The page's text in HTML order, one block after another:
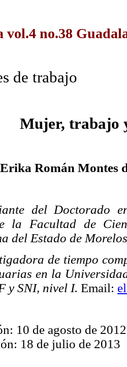
vol.4 no.38
de trabajo
Mujer, trabajo
Erika Román Montes
del Doctorado
la Facultad de
del Estado de
de tiempo
en la
y SNI, nivel I. Email:
10 de agosto de 2012
18 de julio de 2013